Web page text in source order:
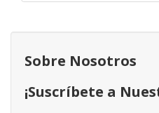
Sobre Nosotros
¡Suscríbete a